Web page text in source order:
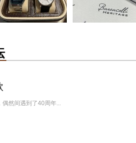
然间遇到了40周年...